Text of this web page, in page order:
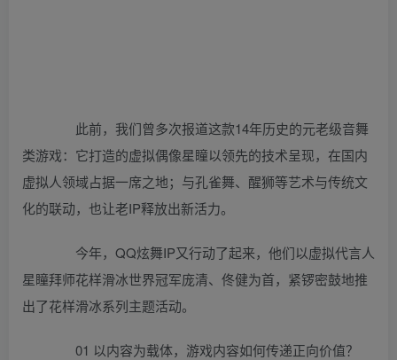
此前，我们曾多次报道这款14年历史的元老级音舞
类游戏：它打造的虚拟偶像星瞳以领先的技术呈现，在国内
虚拟人领域占据一席之地；与孔雀舞、醒狮等艺术与传统文
化的联动，也让老IP释放出新活力。
今年，QQ炫舞IP又行动了起来，他们以虚拟代言人
星瞳拜师花样滑冰世界冠军庞清、佟健为首，紧锣密鼓地推
出了花样滑冰系列主题活动。
01 以内容为载体，游戏内容如何传递正向价值？